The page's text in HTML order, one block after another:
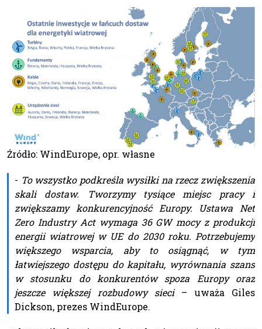
Źródło: WindEurope, opr. własne
- To wszystko podkreśla wysiłki na rzecz zwiększenia
skali dostaw. Tworzymy tysiące miejsc pracy i
zwiększamy konkurencyjność Europy. Ustawa Net
Zero Industry Act wymaga 36 GW mocy z produkcji
energii wiatrowej w UE do 2030 roku. Potrzebujemy
większego wsparcia, aby to osiągnąć, w tym
łatwiejszego dostępu do kapitału, wyrównania szans
w stosunku do konkurentów spoza Europy oraz
jeszcze większej rozbudowy sieci– uważa Giles
Dickson, prezes WindEurope.